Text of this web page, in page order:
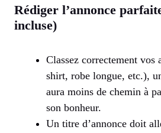
Rédiger l’annonce
incluse)
Classez correctement vos
shirt, robe longue, etc.),
aura moins de chemin à
son bonheur.
Un titre d’annonce doit